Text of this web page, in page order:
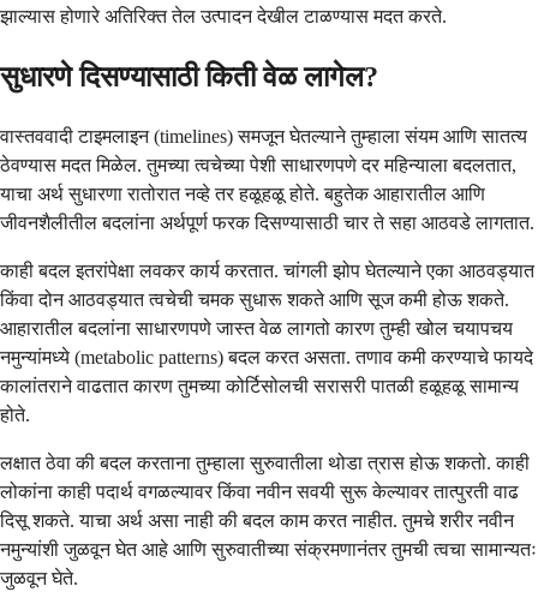
झाल्यास होणारे अतिरिक्त तेल उत्पादन देखील टाळण्यास मदत करते.
सुधारणे दिसण्यासाठी किती वेळ लागेल?
वास्तववादी टाइमलाइन (timelines) समजून घेतल्याने तुम्हाला संयम आणि सातत्य
ठेवण्यास मदत मिळेल. तुमच्या त्वचेच्या पेशी साधारणपणे दर महिन्याला बदलतात,
याचा अर्थ सुधारणा रातोरात नव्हे तर हळूहळू होते. बहुतेक आहारातील आणि
जीवनशैलीतील बदलांना अर्थपूर्ण फरक दिसण्यासाठी चार ते सहा आठवडे लागतात.
काही बदल इतरांपेक्षा लवकर कार्य करतात. चांगली झोप घेतल्याने एका आठवड्यात
किंवा दोन आठवड्यात त्वचेची चमक सुधारू शकते आणि सूज कमी होऊ शकते.
आहारातील बदलांना साधारणपणे जास्त वेळ लागतो कारण तुम्ही खोल चयापचय
नमुन्यांमध्ये (metabolic patterns) बदल करत असता. तणाव कमी करण्याचे फायदे
कालांतराने वाढतात कारण तुमच्या कोर्टिसोलची सरासरी पातळी हळूहळू सामान्य
होते.
लक्षात ठेवा की बदल करताना तुम्हाला सुरुवातीला थोडा त्रास होऊ शकतो. काही
लोकांना काही पदार्थ वगळल्यावर किंवा नवीन सवयी सुरू केल्यावर तात्पुरती वाढ
दिसू शकते. याचा अर्थ असा नाही की बदल काम करत नाहीत. तुमचे शरीर नवीन
नमुन्यांशी जुळवून घेत आहे आणि सुरुवातीच्या संक्रमणानंतर तुमची त्वचा सामान्यतः
जुळवून घेते.